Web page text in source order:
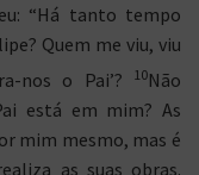
“Há tanto tempo
Quem me viu, viu
nos o Pai’?
10Não
está em mim? As
mim mesmo, mas é
as suas obras.